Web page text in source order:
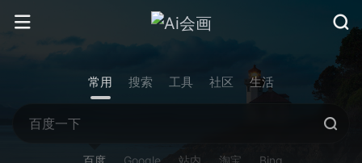
常用 搜索 工具 社区 生活
百度 Google 站内 淘宝 Bing